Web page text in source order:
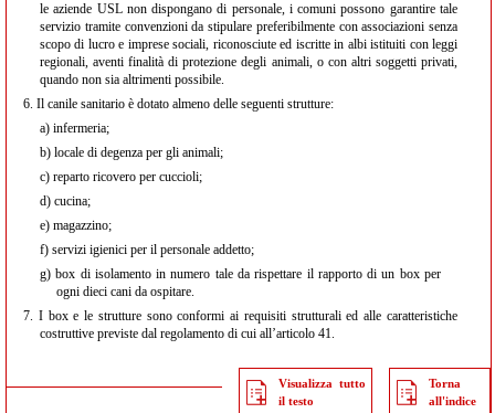
le aziende USL non dispongano di personale, i comuni possono garantire tale
servizio tramite convenzioni da stipulare preferibilmente con associazioni senza
scopo di lucro e imprese sociali, riconosciute ed iscritte in albi istituiti con leggi
regionali, aventi finalità di protezione degli animali, o con altri soggetti privati,
quando non sia altrimenti possibile.
6. Il canile sanitario è dotato almeno delle seguenti strutture:
a) infermeria;
b) locale di degenza per gli animali;
c) reparto ricovero per cuccioli;
d) cucina;
e) magazzino;
f) servizi igienici per il personale addetto;
g) box di isolamento in numero tale da rispettare il rapporto di un box per
ogni dieci cani da ospitare.
7. I box e le strutture sono conformi ai requisiti strutturali ed alle caratteristiche
costruttive previste dal regolamento di cui all’articolo 41.
Visualizza tutto
il testo
Torna
all'indice